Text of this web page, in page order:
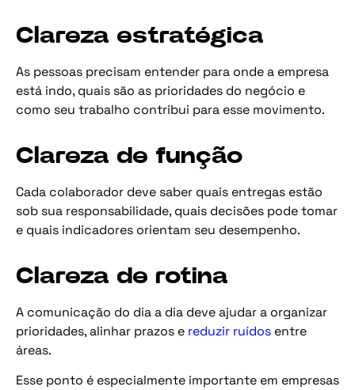
Clareza estratégica
As pessoas precisam entender para onde a empresa
está indo, quais são as prioridades do negócio e
como seu trabalho contribui para esse movimento.
Clareza de função
Cada colaborador deve saber quais entregas estão
sob sua responsabilidade, quais decisões pode tomar
e quais indicadores orientam seu desempenho.
Clareza de rotina
A comunicação do dia a dia deve ajudar a organizar
prioridades, alinhar prazos e reduzir ruídos entre
áreas.
Esse ponto é especialmente importante em empresas